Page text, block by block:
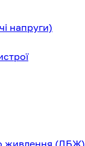
напруги)
живлення (ДБЖ)